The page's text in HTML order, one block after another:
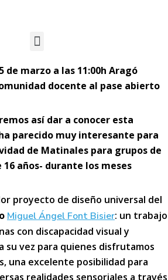
de marzo a las 11:00h Aragó
docente al pase abierto
así dar a conocer esta
parecido muy interesante para
de Matinales para grupos de
años- durante los meses
proyecto de diseño universal del
Miguel Ángel Font Bisier: un trabajo
con discapacidad visual y
su vez para quienes disfrutamos
una excelente posibilidad para
realidades sensoriales a través